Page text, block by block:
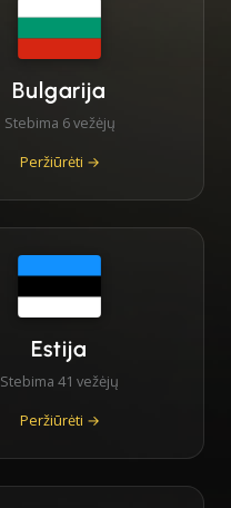
Bulgarija
Stebima 6 vežėjų
Peržiūrėti →
Estija
Stebima 41 vežėjų
Peržiūrėti →